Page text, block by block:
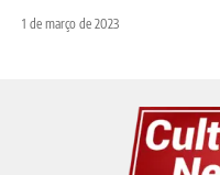
1 de março de 2023